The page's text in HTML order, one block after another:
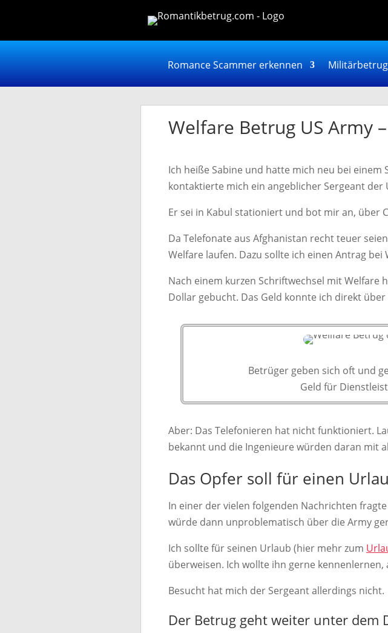
Romance Scammer erkennen Militärbetrug
Welfare Betrug US Army
Ich heiße Sabine und hatte mich neu bei einem
kontaktierte mich ein angeblicher Sergeant der
Er sei in Kabul stationiert und bot mir an, über
Da Telefonate aus Afghanistan recht teuer
Welfare laufen. Dazu sollte ich einen Antrag bei
Nach einem kurzen Schriftwechsel mit Welfare
Dollar gebucht. Das Geld konnte ich direkt
Betrüger geben sich oft und
Geld für
Aber: Das Telefonieren hat nicht funktioniert.
bekannt und die Ingenieure würden daran mit
Das Opfer soll für einen
In einer der vielen folgenden Nachrichten
würde dann unproblematisch über die Army
Ich sollte für seinen Urlaub (hier mehr zum
überweisen. Ich wollte ihn gerne
Besucht hat mich der Sergeant allerdings nicht.
Der Betrug geht weiter unter dem